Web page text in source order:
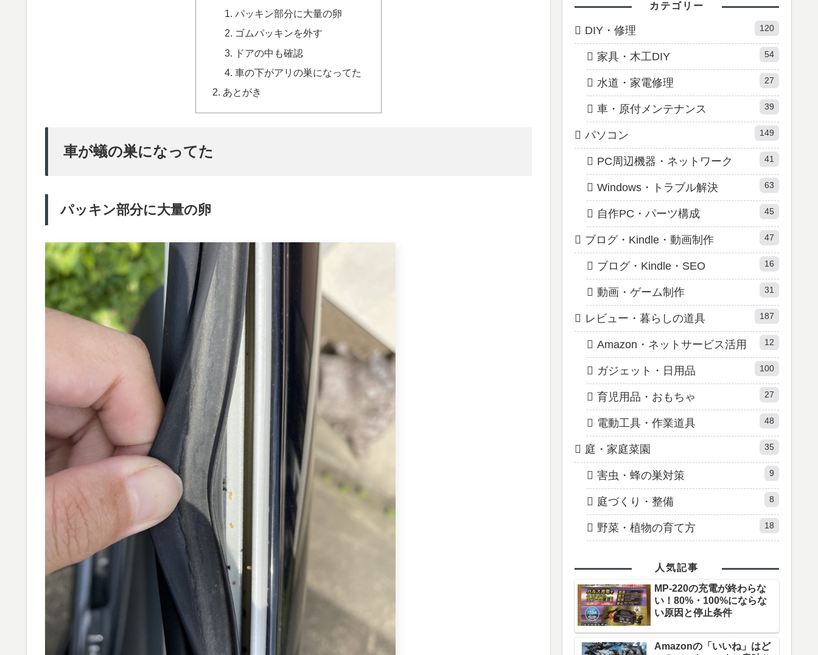
パッキン部分に大量の卵
ゴムパッキンを外す
ドアの中も確認
車の下がアリの巣になってた
あとがき
車が蟻の巣になってた
パッキン部分に大量の卵
カテゴリー
DIY・修理 120
家具・木工DIY 54
水道・家電修理 27
車・原付メンテナンス 39
パソコン 149
PC周辺機器・ネットワーク 41
Windows・トラブル解決 63
自作PC・パーツ構成 45
ブログ・Kindle・動画制作 47
ブログ・Kindle・SEO 16
動画・ゲーム制作 31
レビュー・暮らしの道具 187
Amazon・ネットサービス活用 12
ガジェット・日用品 100
育児用品・おもちゃ 27
電動工具・作業道具 48
庭・家庭菜園 35
害虫・蜂の巣対策 9
庭づくり・整備 8
野菜・植物の育て方 18
人気記事
MP-220の充電が終わらな
い！80%・100%にならな
い原因と停止条件
Amazonの「いいね」はど